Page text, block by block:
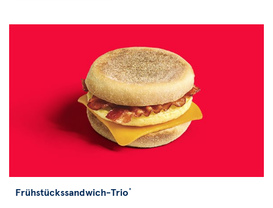
Frühstückssandwich-Trio*